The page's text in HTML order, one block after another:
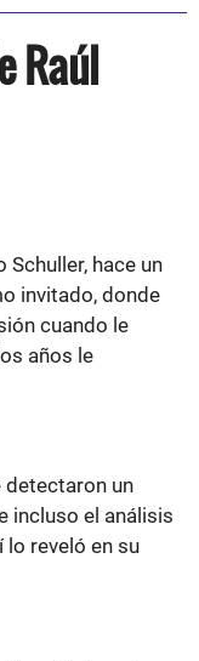
Raúl
Schuller, hace un
invitado, donde
cuando le
años le
detectaron un
incluso el análisis
reveló en su